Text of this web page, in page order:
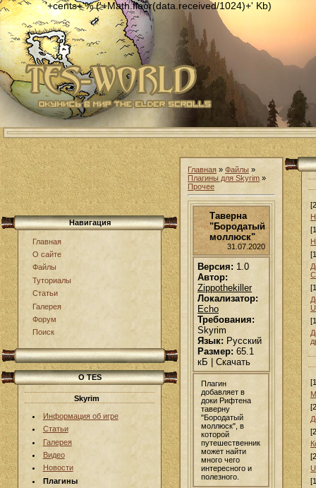
Навигация
Главная
О сайте
Файлы
Туториалы
Статьи
Галерея
Форум
Поиск
О TES
Skyrim
Информация об игре
Статьи
Галерея
Видео
Новости
Плагины
Главная » Файлы »
Плагины для Skyrim »
Прочее
Таверна
"Бородатый
моллюск"
31.07.2020
Версия: 1.0
Автор:
Zippothekiller
Локализатор:
Echo
Требования:
Skyrim
Язык: Русский
Размер: 65.1
кБ | Скачать
Плагин
добавляет в
доки Рифтена
таверну
"Бородатый
моллюск", в
которой
путешественник
может найти
много чего
интересного и
полезного.
'+cents+'% ('+Math.floor(data.received/1024)+' Kb)